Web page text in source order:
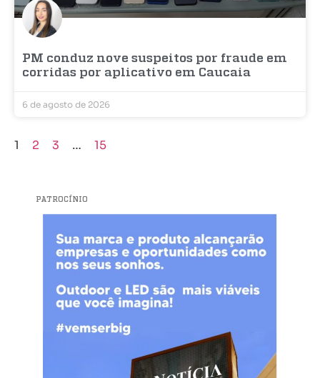
PM conduz nove suspeitos por fraude em
corridas por aplicativo em Caucaia
6 de agosto de 2026
1 2 3 … 15
PATROCÍNIO